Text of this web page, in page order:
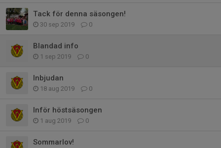
Tack för denna säsongen!
30 sep 2019 0
Blandad info
1 sep 2019 0
Inbjudan
18 aug 2019 0
Inför höstsäsongen
1 aug 2019 0
Sommarlov!